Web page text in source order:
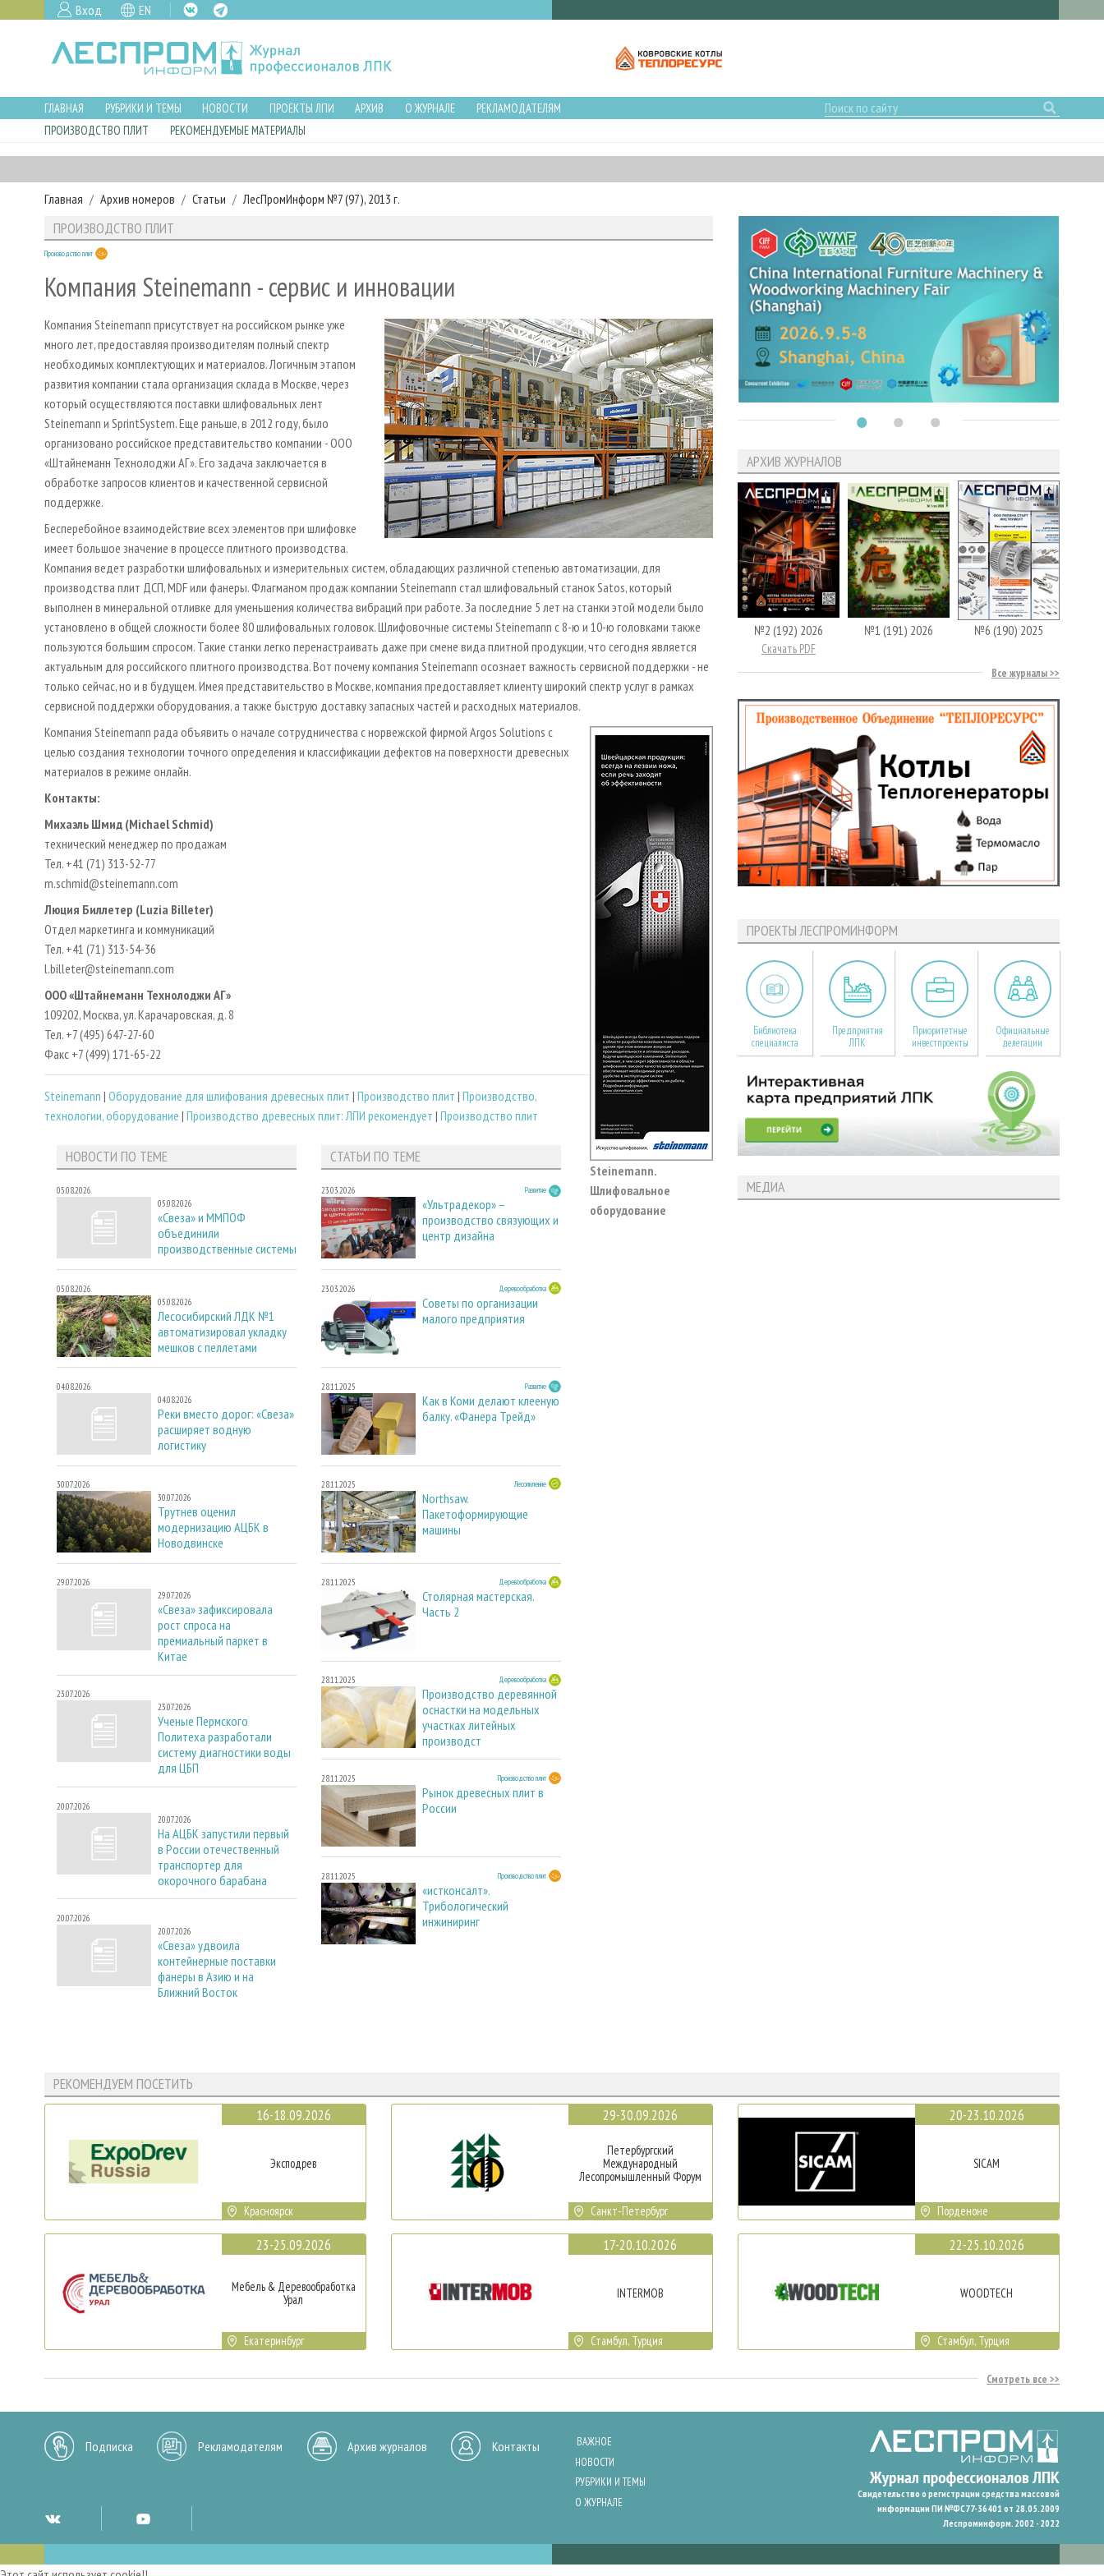
Вход EN
ГЛАВНАЯ РУБРИКИ И ТЕМЫ НОВОСТИ ПРОЕКТЫ ЛПИ АРХИВ О ЖУРНАЛЕ
РЕКЛАМОДАТЕЛЯМ
ПРОИЗВОДСТВО ПЛИТ
РЕКОМЕНДУЕМЫЕ МАТЕРИАЛЫ
Главная Архив номеров Статьи ЛесПромИнформ №7 (97), 2013 г.
ПРОИЗВОДСТВО ПЛИТ
Производство плит
Компания Steinemann - сервис и инновации
Компания Steinemann присутствует на российском рынке уже
много лет, предоставляя производителям полный спектр
необходимых комплектующих и материалов. Логичным этапом
развития компании стала организация склада в Москве, через
который осуществляются поставки шлифовальных лент
Steinemann и SprintSystem. Еще раньше, в 2012 году, было
организовано российское представительство компании - ООО
«Штайнеманн Технолоджи АГ». Его задача заключается в
обработке запросов клиентов и качественной сервисной
поддержке.
Бесперебойное взаимодействие всех элементов при шлифовке
имеет большое значение в процессе плитного производства.
Компания ведет разработки шлифовальных и измерительных систем, обладающих различной степенью автоматизации, для
производства плит ДСП, MDF или фанеры. Флагманом продаж компании Steinemann стал шлифовальный станок Satos, который
выполнен в минеральной отливке для уменьшения количества вибраций при работе. За последние 5 лет на станки этой модели было
установлено в общей сложности более 80 шлифовальных головок. Шлифовочные системы Steinemann с 8-ю и 10-ю головками также
пользуются большим спросом. Такие станки легко перенастраивать даже при смене вида плитной продукции, что сегодня является
актуальным для российского плитного производства. Вот почему компания Steinemann осознает важность сервисной поддержки - не
только сейчас, но и в будущем. Имея представительство в Москве, компания предоставляет клиенту широкий спектр услуг в рамках
сервисной поддержки оборудования, а также быструю доставку запасных частей и расходных материалов.
Steinemann.
Шлифовальное
оборудование
Компания Steinemann рада объявить о начале сотрудничества с норвежской фирмой Argos Solutions с
целью создания технологии точного определения и классификации дефектов на поверхности древесных
материалов в режиме онлайн.
Контакты:
Михаэль Шмид (Michael Schmid)
технический менеджер по продажам
Тел. +41 (71) 313-52-77
m.schmid@steinemann.com
Люция Биллетер (Luzia Billeter)
Отдел маркетинга и коммуникаций
Тел. +41 (71) 313-54-36
l.billeter@steinemann.com
ООО «Штайнеманн Технолоджи АГ»
109202, Москва, ул. Карачаровская, д. 8
Тел. +7 (495) 647-27-60
Факс +7 (499) 171-65-22
Steinemann | Оборудование для шлифования древесных плит | Производство плит | Производство,
технологии, оборудование | Производство древесных плит: ЛПИ рекомендует | Производство плит
НОВОСТИ ПО ТЕМЕ
05.08.2026
05.08.2026
«Свеза» и ММПОФ
объединили
производственные системы
05.08.2026
05.08.2026
Лесосибирский ЛДК №1
автоматизировал укладку
мешков с пеллетами
04.08.2026
04.08.2026
Реки вместо дорог: «Свеза»
расширяет водную
логистику
30.07.2026
30.07.2026
Трутнев оценил
модернизацию АЦБК в
Новодвинске
29.07.2026
29.07.2026
«Свеза» зафиксировала
рост спроса на
премиальный паркет в
Китае
23.07.2026
23.07.2026
Ученые Пермского
Политеха разработали
систему диагностики воды
для ЦБП
20.07.2026
20.07.2026
На АЦБК запустили первый
в России отечественный
транспортер для
окорочного барабана
20.07.2026
20.07.2026
«Свеза» удвоила
контейнерные поставки
фанеры в Азию и на
Ближний Восток
СТАТЬИ ПО ТЕМЕ
23.03.2026 Развитие
«Ультрадекор» –
производство связующих и
центр дизайна
23.03.2026 Деревообработка
Советы по организации
малого предприятия
28.11.2025 Развитие
Как в Коми делают клееную
балку. «Фанера Трейд»
28.11.2025 Лесопиление
Northsaw.
Пакетоформирующие
машины
28.11.2025 Деревообработка
Столярная мастерская.
Часть 2
28.11.2025 Деревообработка
Производство деревянной
оснастки на модельных
участках литейных
производст
28.11.2025 Производство плит
Рынок древесных плит в
России
28.11.2025 Производство плит
«истконсалт».
Трибологический
инжиниринг
АРХИВ ЖУРНАЛОВ
№2 (192) 2026
Скачать PDF
№1 (191) 2026 №6 (190) 2025
Все журналы
ПРОЕКТЫ ЛЕСПРОМИНФОРМ
Библиотека
специалиста
Предприятия
ЛПК
Приоритетные
инвестпроекты
Официальные
делегации
МЕДИА
РЕКОМЕНДУЕМ ПОСЕТИТЬ
16-18.09.2026
Эксподрев
Красноярск
23-25.09.2026
Мебель & Деревообработка
Урал
Екатеринбург
29-30.09.2026
Петербургский
Международный
Лесопромышленный Форум
Санкт-Петербург
17-20.10.2026
INTERMOB
Стамбул, Турция
20-23.10.2026
SICAM
Порденоне
22-25.10.2026
WOODTECH
Стамбул, Турция
Смотреть все
Подписка Рекламодателям Архив журналов Контакты
ВАЖНОЕ
НОВОСТИ
РУБРИКИ И ТЕМЫ
О ЖУРНАЛЕ
Свидетельство о регистрации средства массовой
информации ПИ №ФС77-36401 от 28.05.2009
Леспроминформ. 2002 - 2022